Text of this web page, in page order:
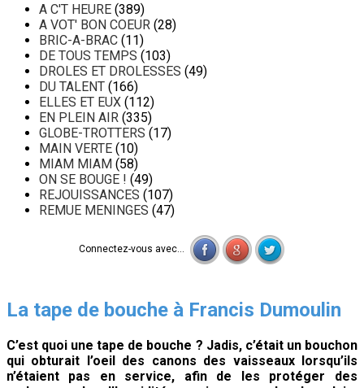
A C'T HEURE (389)
A VOT' BON COEUR (28)
BRIC-A-BRAC (11)
DE TOUS TEMPS (103)
DROLES ET DROLESSES (49)
DU TALENT (166)
ELLES ET EUX (112)
EN PLEIN AIR (335)
GLOBE-TROTTERS (17)
MAIN VERTE (10)
MIAM MIAM (58)
ON SE BOUGE ! (49)
REJOUISSANCES (107)
REMUE MENINGES (47)
Connectez-vous avec...
La tape de bouche à Francis Dumoulin
C’est quoi une tape de bouche ? Jadis, c’était un bouchon
qui obturait l’oeil des canons des vaisseaux lorsqu’ils
n’étaient pas en service, afin de les protéger des